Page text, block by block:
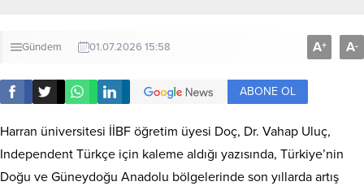
Gündem 01.07.2026 15:58 A+ A-
ABONE OL
Harran üniversitesi İİBF öğretim üyesi Doç, Dr. Vahap Uluç,
Independent Türkçe için kaleme aldığı yazısında, Türkiye’nin
Doğu ve Güneydoğu Anadolu bölgelerinde son yıllarda artış